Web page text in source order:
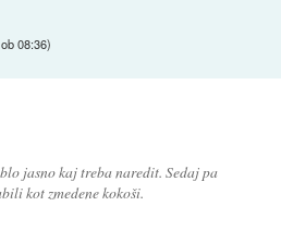
08:36)
jasno kaj treba naredit. Sedaj pa
kot zmedene kokoši.